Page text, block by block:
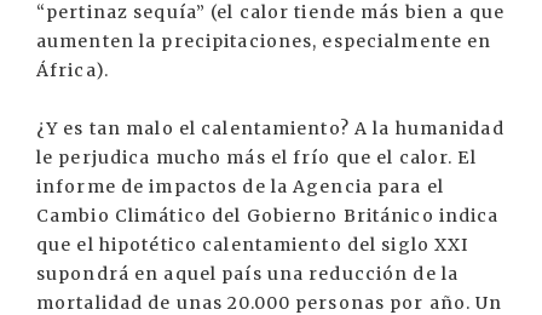
“pertinaz sequía” (el calor tiende más bien a que
aumenten la precipitaciones, especialmente en
África).
¿Y es tan malo el calentamiento? A la humanidad
le perjudica mucho más el frío que el calor. El
informe de impactos de la Agencia para el
Cambio Climático del Gobierno Británico indica
que el hipotético calentamiento del siglo XXI
supondrá en aquel país una reducción de la
mortalidad de unas 20.000 personas por año. Un